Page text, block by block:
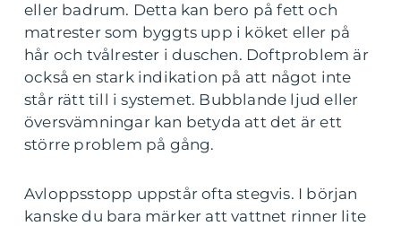
eller badrum. Detta kan bero på fett och
matrester som byggts upp i köket eller på
hår och tvålrester i duschen. Doftproblem är
också en stark indikation på att något inte
står rätt till i systemet. Bubblande ljud eller
översvämningar kan betyda att det är ett
större problem på gång.
Avloppsstopp uppstår ofta stegvis. I början
kanske du bara märker att vattnet rinner lite